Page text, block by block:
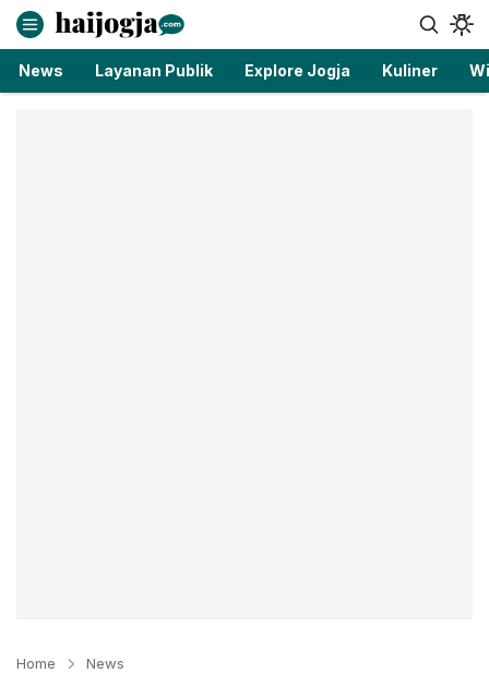
haijogja.com
Berita Jogja Terbaru dan Terkini
News Layanan Publik Explore Jogja Kuliner
Home News